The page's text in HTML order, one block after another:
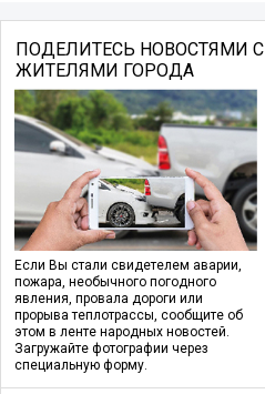
ПОДЕЛИТЕСЬ НОВОСТЯМИ С
ЖИТЕЛЯМИ ГОРОДА
Если Вы стали свидетелем аварии,
пожара, необычного погодного
явления, провала дороги или
прорыва теплотрассы, сообщите об
этом в ленте народных новостей.
Загружайте фотографии через
специальную форму.